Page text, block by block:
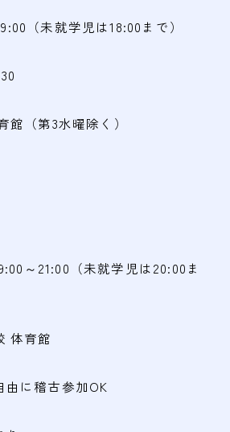
（未就学児は18:00まで）
（第3水曜除く）
～21:00（未就学児は20:00ま
体育館
由に稽古参加OK